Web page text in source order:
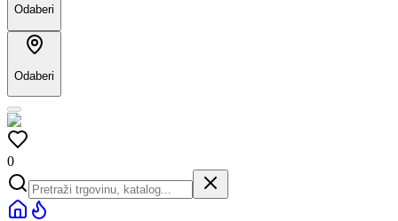
Odaberi
Odaberi
0